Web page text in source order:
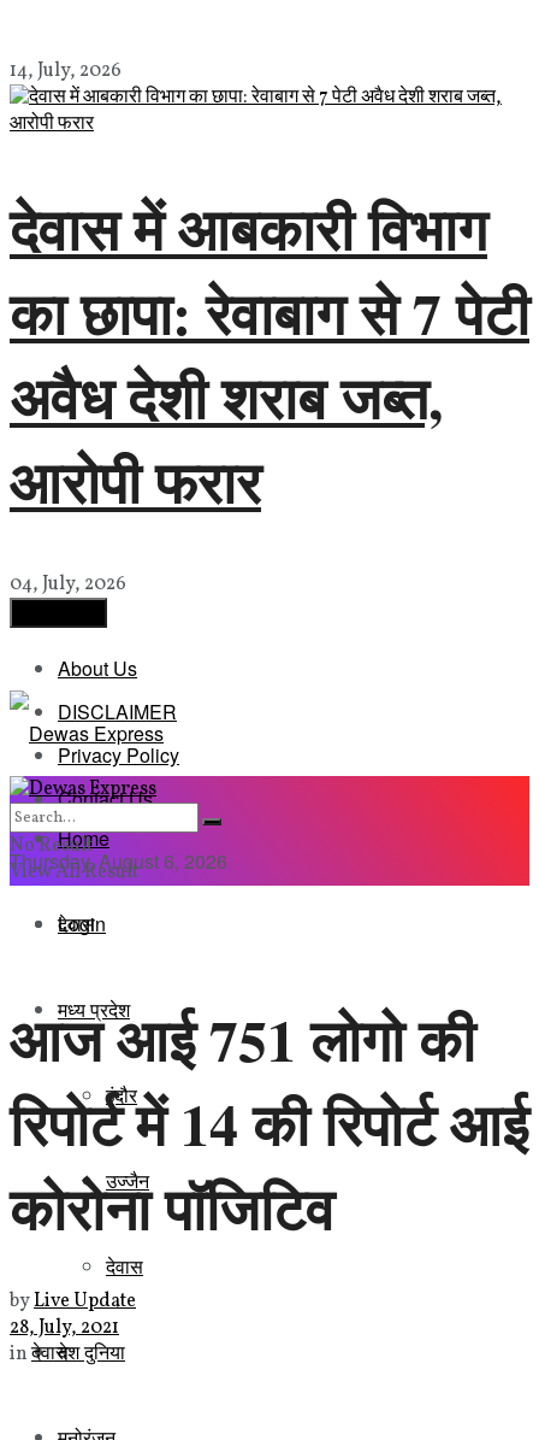
14, July, 2026
देवास में आबकारी विभाग
का छापा: रेवाबाग से 7 पेटी
अवैध देशी शराब जब्त,
आरोपी फरार
04, July, 2026
About Us
DISCLAIMER
Privacy Policy
Contact Us
Thursday, August 6, 2026
Login
Home
देवास
मध्य प्रदेश
इंदौर
उज्जैन
देवास
देश दुनिया
No Result
View All Result
आज आई 751 लोगो की
रिपोर्ट में 14 की रिपोर्ट आई
कोरोना पॉजिटिव
byLive Update
28, July, 2021
inदेवास